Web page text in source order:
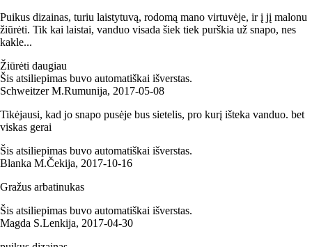
Puikus dizainas, turiu laistytuvą, rodomą mano virtuvėje, ir į jį malonu
žiūrėti. Tik kai laistai, vanduo visada šiek tiek purškia už snapo, nes
kakle...
Žiūrėti daugiau
Šis atsiliepimas buvo automatiškai išverstas.
Schweitzer M.Rumunija, 2017‑05‑08
Tikėjausi, kad jo snapo pusėje bus sietelis, pro kurį išteka vanduo. bet
viskas gerai
Šis atsiliepimas buvo automatiškai išverstas.
Blanka M.Čekija, 2017‑10‑16
Gražus arbatinukas
Šis atsiliepimas buvo automatiškai išverstas.
Magda S.Lenkija, 2017‑04‑30